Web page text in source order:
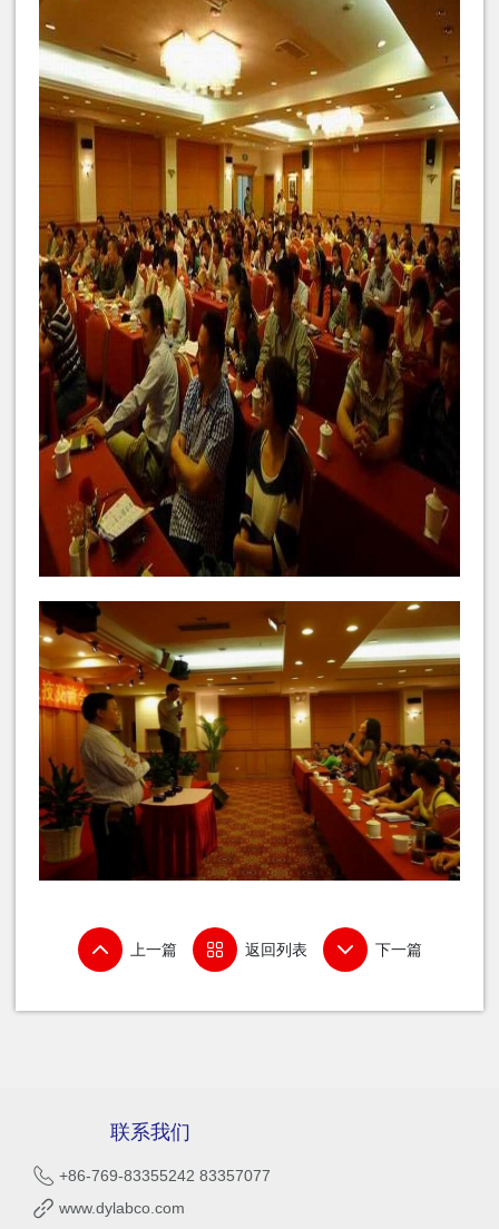
上一篇 返回列表 下一篇
联系我们
+86-769-83355242 83357077
www.dylabco.com